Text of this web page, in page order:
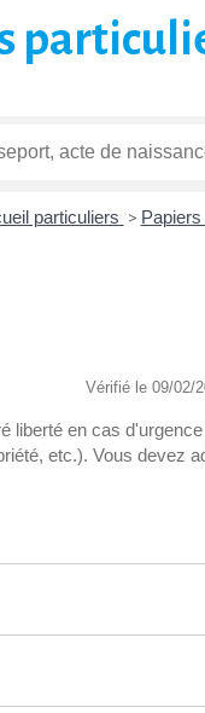
particuliers >
Vérifié le 09/02/
liberté en cas
etc.). Vous devez